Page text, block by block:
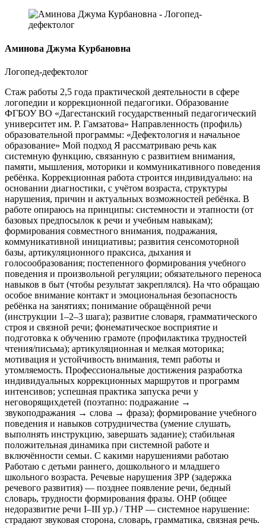
Аминова Джума Курбановна
Логопед-дефектолог
Стаж работы 2,5 года практической деятельности в сфере
логопедии и коррекционной педагогики. Образование
ФГБОУ ВО «Дагестанский государственный педагогический
университет им. Р. Гамзатова» Направленность (профиль)
образовательной программы: «Дефектология и начальное
образование» Мой подход Я рассматриваю речь как
системную функцию, связанную с развитием внимания,
памяти, мышления, моторики и коммуникативного поведения
ребёнка. Коррекционная работа строится индивидуально: на
основании диагностики, с учётом возраста, структуры
нарушения, причин и актуальных возможностей ребёнка. В
работе опираюсь на принципы: системности и этапности (от
базовых предпосылок к речи и учебным навыкам);
формирования совместного внимания, подражания,
коммуникативной инициативы; развития сенсомоторной
базы, артикуляционного праксиса, дыхания и
голосообразования; постепенного формирования учебного
поведения и произвольной регуляции; обязательного переноса
навыков в быт (чтобы результат закреплялся). На что обращаю
особое внимание контакт и эмоциональная безопасность
ребёнка на занятиях; понимание обращённой речи
(инструкции 1–2–3 шага); развитие словаря, грамматического
строя и связной речи; фонематическое восприятие и
подготовка к обучению грамоте (профилактика трудностей
чтения/письма); артикуляционная и мелкая моторика;
мотивация и устойчивость внимания, темп работы и
утомляемость. Профессиональные достижения разработка
индивидуальных коррекционных маршрутов и программ
интенсивов; успешная практика запуска речи у
неговорящихдетей (поэтапно: подражание →
звукоподражания → слова → фраза); формирование учебного
поведения и навыков сотрудничества (умение слушать,
выполнять инструкцию, завершать задание); стабильная
положительная динамика при системной работе и
включённости семьи. С какими нарушениями работаю
Работаю с детьми раннего, дошкольного и младшего
школьного возраста. Речевые нарушения ЗРР (задержка
речевого развития) — позднее появление речи, бедный
словарь, трудности формирования фразы. ОНР (общее
недоразвитие речи I–III ур.) / ТНР — системное нарушение:
страдают звуковая сторона, словарь, грамматика, связная речь.